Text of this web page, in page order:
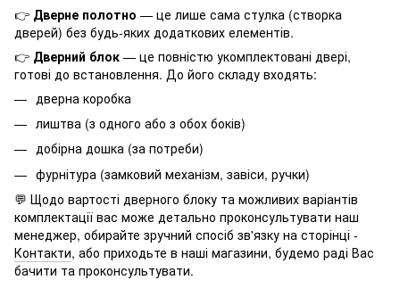
👉 Дверне полотно — це лише сама стулка (створка
дверей) без будь-яких додаткових елементів.
👉 Дверний блок — це повністю укомплектовані двері,
готові до встановлення. До його складу входять:
дверна коробка
лиштва (з одного або з обох боків)
добірна дошка (за потреби)
фурнітура (замковий механізм, завіси, ручки)
💬 Щодо вартості дверного блоку та можливих варіантів
комплектації вас може детально проконсультувати наш
менеджер, обирайте зручний спосіб зв'язку на сторінці -
Контакти, або приходьте в наші магазини, будемо раді Вас
бачити та проконсультувати.